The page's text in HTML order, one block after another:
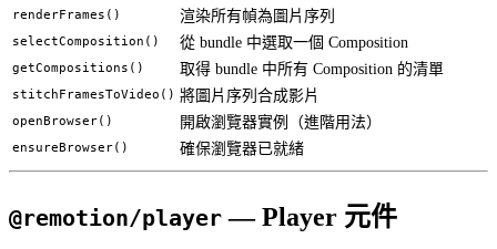
renderFrames() 渲染所有幀為圖片序列
selectComposition() 從 bundle 中選取一個 Composition
getCompositions() 取得 bundle 中所有 Composition 的清單
stitchFramesToVideo() 將圖片序列合成影片
openBrowser() 開啟瀏覽器實例（進階用法）
ensureBrowser() 確保瀏覽器已就緒
@remotion/player — Player 元件